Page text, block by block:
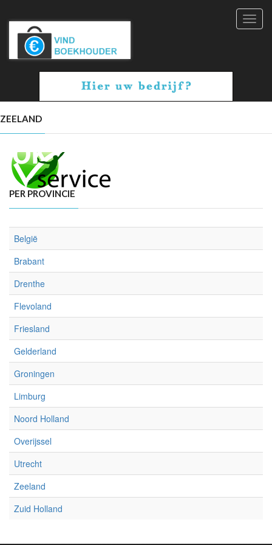
ZEELAND
PER PROVINCIE
België
Brabant
Drenthe
Flevoland
Friesland
Gelderland
Groningen
Limburg
Noord Holland
Overijssel
Utrecht
Zeeland
Zuid Holland